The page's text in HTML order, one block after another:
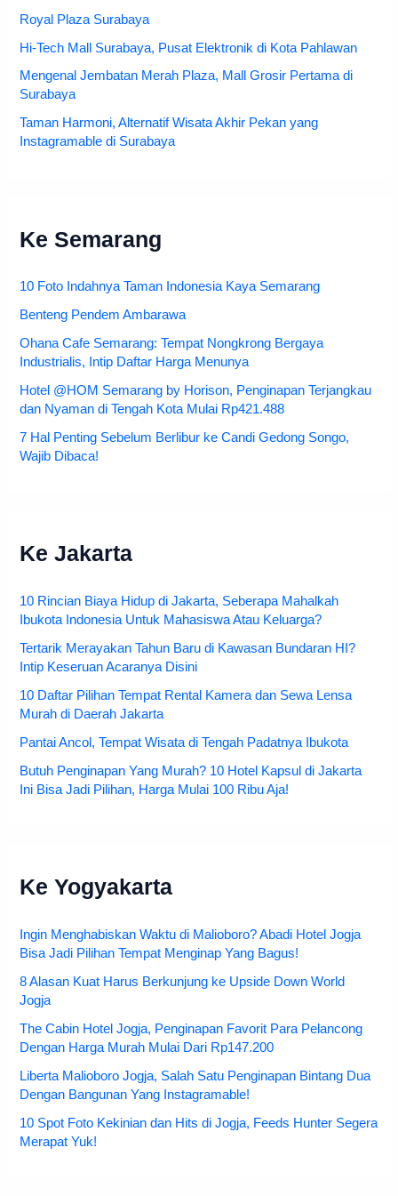
Royal Plaza Surabaya
Hi-Tech Mall Surabaya, Pusat Elektronik di Kota Pahlawan
Mengenal Jembatan Merah Plaza, Mall Grosir Pertama di
Surabaya
Taman Harmoni, Alternatif Wisata Akhir Pekan yang
Instagramable di Surabaya
Ke Semarang
10 Foto Indahnya Taman Indonesia Kaya Semarang
Benteng Pendem Ambarawa
Ohana Cafe Semarang: Tempat Nongkrong Bergaya
Industrialis, Intip Daftar Harga Menunya
Hotel @HOM Semarang by Horison, Penginapan Terjangkau
dan Nyaman di Tengah Kota Mulai Rp421.488
7 Hal Penting Sebelum Berlibur ke Candi Gedong Songo,
Wajib Dibaca!
Ke Jakarta
10 Rincian Biaya Hidup di Jakarta, Seberapa Mahalkah
Ibukota Indonesia Untuk Mahasiswa Atau Keluarga?
Tertarik Merayakan Tahun Baru di Kawasan Bundaran HI?
Intip Keseruan Acaranya Disini
10 Daftar Pilihan Tempat Rental Kamera dan Sewa Lensa
Murah di Daerah Jakarta
Pantai Ancol, Tempat Wisata di Tengah Padatnya Ibukota
Butuh Penginapan Yang Murah? 10 Hotel Kapsul di Jakarta
Ini Bisa Jadi Pilihan, Harga Mulai 100 Ribu Aja!
Ke Yogyakarta
Ingin Menghabiskan Waktu di Malioboro? Abadi Hotel Jogja
Bisa Jadi Pilihan Tempat Menginap Yang Bagus!
8 Alasan Kuat Harus Berkunjung ke Upside Down World
Jogja
The Cabin Hotel Jogja, Penginapan Favorit Para Pelancong
Dengan Harga Murah Mulai Dari Rp147.200
Liberta Malioboro Jogja, Salah Satu Penginapan Bintang Dua
Dengan Bangunan Yang Instagramable!
10 Spot Foto Kekinian dan Hits di Jogja, Feeds Hunter Segera
Merapat Yuk!